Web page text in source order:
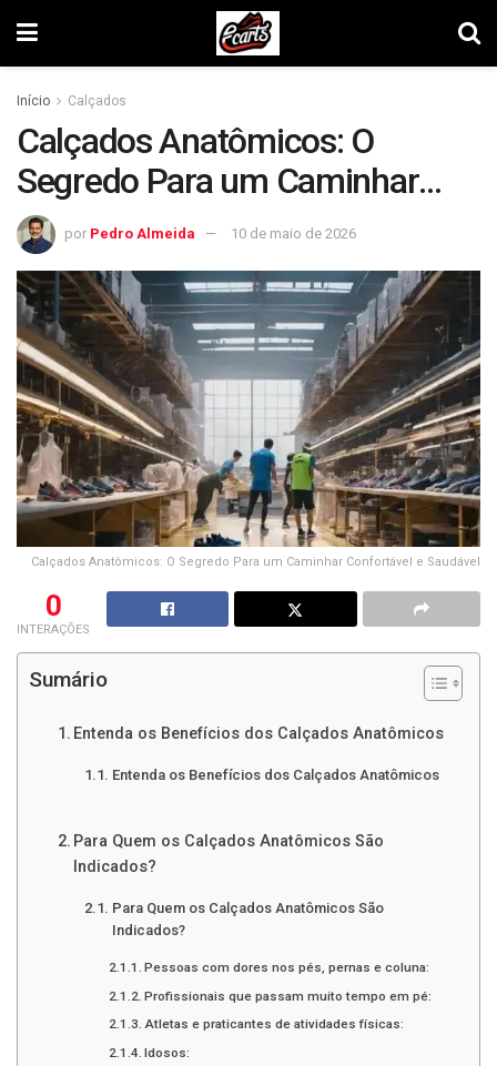
Início Calçados
Calçados Anatômicos: O
Segredo Para um Caminhar
Confortável e Saudável
por Pedro Almeida 10 de maio de 2026
Calçados Anatômicos: O Segredo Para um Caminhar Confortável e Saudável
0
INTERAÇÕES
Sumário
Entenda os Benefícios dos Calçados Anatômicos
Entenda os Benefícios dos Calçados Anatômicos
Para Quem os Calçados Anatômicos São
Indicados?
Para Quem os Calçados Anatômicos São
Indicados?
Pessoas com dores nos pés, pernas e coluna:
Profissionais que passam muito tempo em pé:
Atletas e praticantes de atividades físicas:
Idosos: